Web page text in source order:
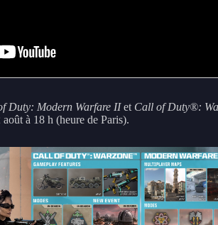
Duty: Modern Warfare IIet Call of Duty®:
à 18 h (heure de Paris).